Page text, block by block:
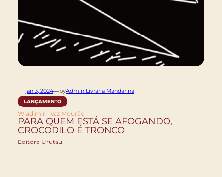
jan 3, 2024—byAdmin Livraria Mandarina
LANÇAMENTO
Wladimir Vaz Mourão
PARA QUEM ESTÁ SE AFOGANDO,
CROCODILO É TRONCO
Editora Urutau